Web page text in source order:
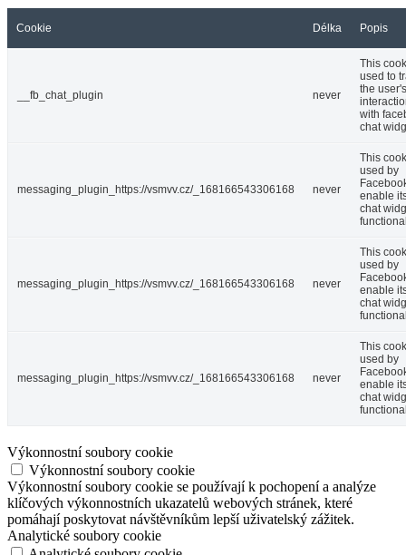
Cookie Délka Popis
__fb_chat_plugin never
This
used to
the user's
with
chat
messaging_plugin_https://vsmvv.cz/_168166543306168 never
This
used by
enable
chat
messaging_plugin_https://vsmvv.cz/_168166543306168 never
This
used by
enable
chat
messaging_plugin_https://vsmvv.cz/_168166543306168 never
This
used by
enable
chat
Výkonnostní soubory cookie
Výkonnostní soubory cookie
Výkonnostní soubory cookie se používají k pochopení a analýze
klíčových výkonnostních ukazatelů webových stránek, které
pomáhají poskytovat návštěvníkům lepší uživatelský zážitek.
Analytické soubory cookie